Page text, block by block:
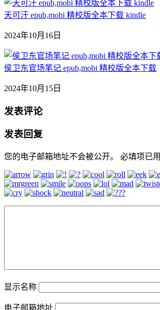
天可汗 epub,mobi 精校版全本下载 kindle
2024年10月16日
侯卫东官场笔记 epub,mobi 精校版全本下载
2024年10月15日
发表评论
发表回复
您的电子邮箱地址不会被公开。 必填项已用
显示名称
电子邮箱地址